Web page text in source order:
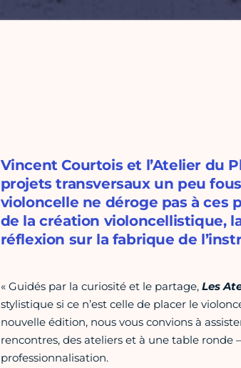
Vincent Courtois et l’Atelier du
projets transversaux un peu
violoncelle ne déroge pas à ces
de la création violoncellistique,
réflexion sur la fabrique de
« Guidés par la curiosité et le partage, Les
stylistique si ce n’est celle de placer le
nouvelle édition, nous vous convions à
rencontres, des ateliers et à une table ronde
professionnalisation.